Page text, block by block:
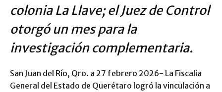
colonia La Llave; el Juez de Control
otorgó un mes para la
investigación complementaria.
San Juan del Río, Qro. a 27 febrero 2026- La Fiscalía
General del Estado de Querétaro logró la vinculación a